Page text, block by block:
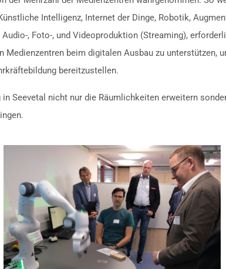
Intelligenz, Internet der Dinge, Robotik,
, Foto-, und Videoproduktion (Streaming),
beim digitalen Ausbau zu unterstützen,
bereitzustellen.
Seevetal nicht nur die Räumlichkeiten erweitern